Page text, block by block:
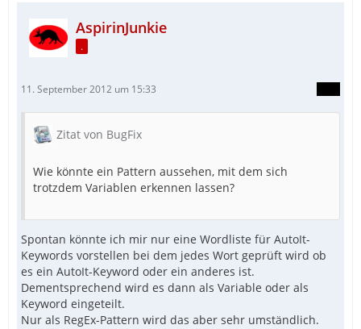
AspirinJunkie
.
11. September 2012 um 15:33
Zitat von BugFix
Wie könnte ein Pattern aussehen, mit dem sich
trotzdem Variablen erkennen lassen?
Spontan könnte ich mir nur eine Wordliste für AutoIt-
Keywords vorstellen bei dem jedes Wort geprüft wird ob
es ein AutoIt-Keyword oder ein anderes ist.
Dementsprechend wird es dann als Variable oder als
Keyword eingeteilt.
Nur als RegEx-Pattern wird das aber sehr umständlich.